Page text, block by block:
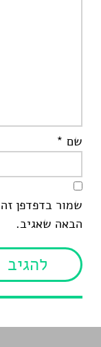
שם *
שמור בדפדפן
הבאה שאגיב.